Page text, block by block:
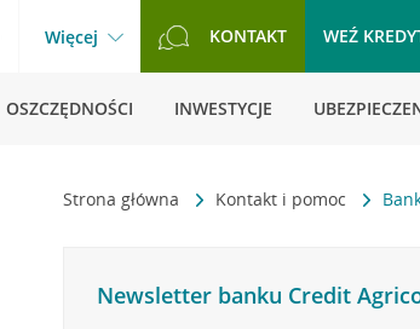
Więcej KONTAKT WEŹ
OSZCZĘDNOŚCI INWESTYCJE
Strona główna Kontakt i pomoc
Newsletter banku Credit